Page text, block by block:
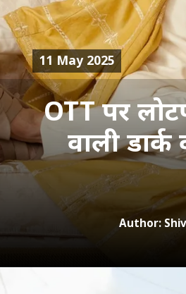
OTT पर
वाली
11 May 2025
Author: